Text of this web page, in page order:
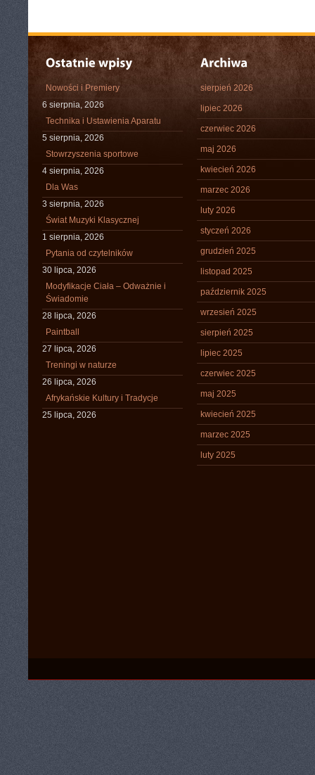
Nowości i Premiery
6 sierpnia, 2026
Technika i Ustawienia Aparatu
5 sierpnia, 2026
Stowrzyszenia sportowe
4 sierpnia, 2026
Dla Was
3 sierpnia, 2026
Świat Muzyki Klasycznej
1 sierpnia, 2026
Pytania od czytelników
30 lipca, 2026
Modyfikacje Ciała – Odważnie i
Świadomie
28 lipca, 2026
Paintball
27 lipca, 2026
Treningi w naturze
26 lipca, 2026
Afrykańskie Kultury i Tradycje
25 lipca, 2026
sierpień 2026
lipiec 2026
czerwiec 2026
maj 2026
kwiecień 2026
marzec 2026
luty 2026
styczeń 2026
grudzień 2025
listopad 2025
październik 2025
wrzesień 2025
sierpień 2025
lipiec 2025
czerwiec 2025
maj 2025
kwiecień 2025
marzec 2025
luty 2025